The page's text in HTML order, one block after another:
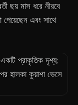
ছয় মাস ধরে নীরবে
এবং সাথে